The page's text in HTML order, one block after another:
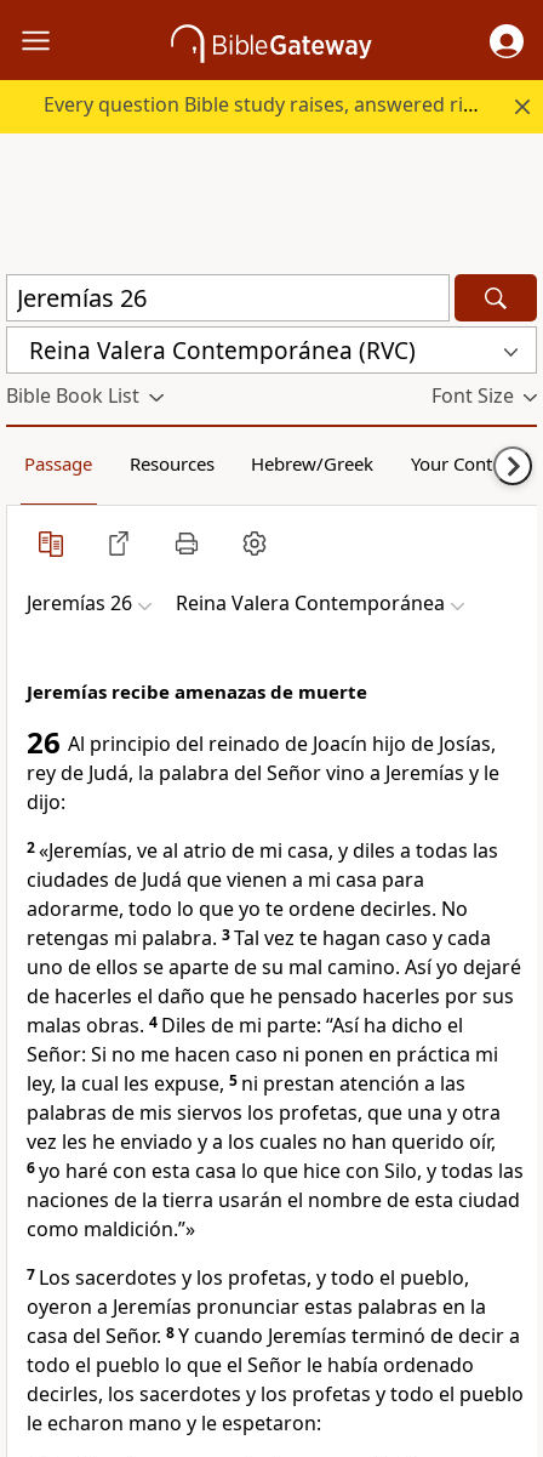
Every question Bible study raises, answered right here.
Reina Valera Contemporánea (RVC)
Bible Book List Font Size
Passage Resources Hebrew/Greek Your Content
Jeremías 26 Reina Valera Contemporánea
Jeremías recibe amenazas de muerte
26 Al principio del reinado de Joacín hijo de Josías,
rey de Judá, la palabra del Señor vino a Jeremías y le
dijo:
2«Jeremías, ve al atrio de mi casa, y diles a todas las
ciudades de Judá que vienen a mi casa para
adorarme, todo lo que yo te ordene decirles. No
retengas mi palabra. 3Tal vez te hagan caso y cada
uno de ellos se aparte de su mal camino. Así yo dejaré
de hacerles el daño que he pensado hacerles por sus
malas obras. 4 Diles de mi parte: “Así ha dicho el
Señor: Si no me hacen caso ni ponen en práctica mi
ley, la cual les expuse, 5 ni prestan atención a las
palabras de mis siervos los profetas, que una y otra
vez les he enviado y a los cuales no han querido oír,
6yo haré con esta casa lo que hice con Silo, y todas las
naciones de la tierra usarán el nombre de esta ciudad
como maldición.”»
7 Los sacerdotes y los profetas, y todo el pueblo,
oyeron a Jeremías pronunciar estas palabras en la
casa del Señor. 8Y cuando Jeremías terminó de decir a
todo el pueblo lo que el Señor le había ordenado
decirles, los sacerdotes y los profetas y todo el pueblo
le echaron mano y le espetaron: